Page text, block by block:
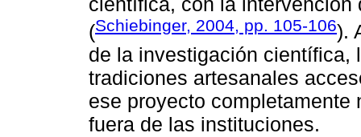
(Schiebinger, 2004, pp. 105-106).
de la investigación científica,
tradiciones artesanales
ese proyecto
fuera de las instituciones.